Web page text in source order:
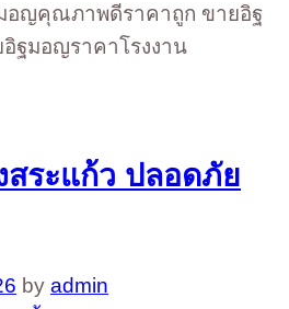
อญคุณภาพดีราคาถูก ขายอิฐ
ฐมอญราคาโรงงาน
ระแก้ว ปลอดภัย
by admin